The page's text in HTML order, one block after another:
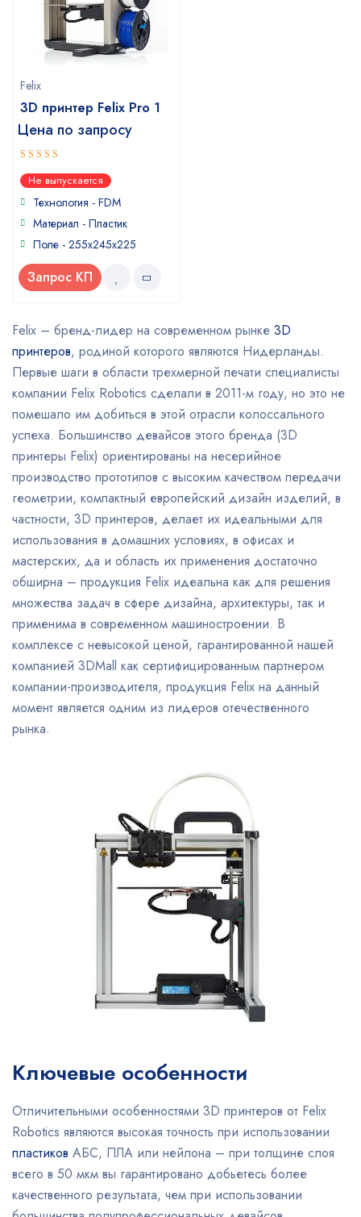
Felix
3D принтер Felix Pro 1
Цена по запросу
5out of 5
Не выпускается
Технология - FDM
Материал - Пластик
Поле - 255x245x225
Запрос КП
Felix – бренд-лидер на современном рынке 3D
принтеров, родиной которого являются Нидерланды.
Первые шаги в области трехмерной печати специалисты
компании Felix Robotics сделали в 2011-м году, но это не
помешало им добиться в этой отрасли колоссального
успеха. Большинство девайсов этого бренда (3D
принтеры Felix) ориентированы на несерийное
производство прототипов с высоким качеством передачи
геометрии, компактный европейский дизайн изделий, в
частности, 3D принтеров, делает их идеальными для
использования в домашних условиях, в офисах и
мастерских, да и область их применения достаточно
обширна – продукция Felix идеальна как для решения
множества задач в сфере дизайна, архитектуры, так и
применима в современном машиностроении. В
комплексе с невысокой ценой, гарантированной нашей
компанией 3DMall как сертифицированным партнером
компании-производителя, продукция Felix на данный
момент является одним из лидеров отечественного
рынка.
Ключевые особенности
Отличительными особенностями 3D принтеров от Felix
Robotics являются высокая точность при использовании
пластиков АБС, ПЛА или нейлона – при толщине слоя
всего в 50 мкм вы гарантировано добьетесь более
качественного результата, чем при использовании